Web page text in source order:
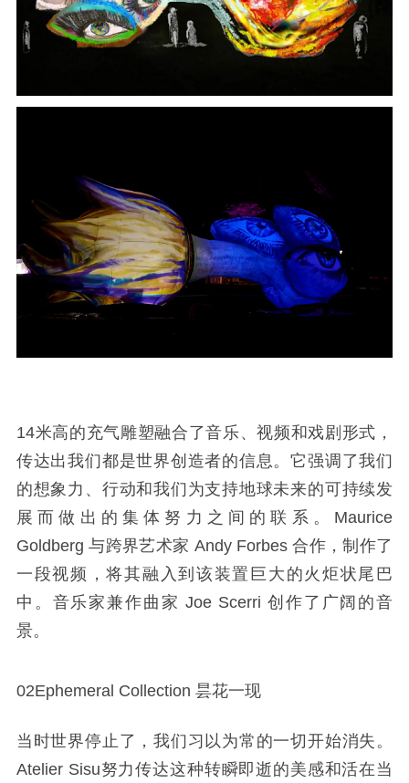
14米高的充气雕塑融合了音乐、视频和戏剧形式，
传达出我们都是世界创造者的信息。它强调了我们
的想象力、行动和我们为支持地球未来的可持续发
展而做出的集体努力之间的联系。Maurice
Goldberg 与跨界艺术家 Andy Forbes 合作，制作了
一段视频，将其融入到该装置巨大的火炬状尾巴
中。音乐家兼作曲家 Joe Scerri 创作了广阔的音
景。
02Ephemeral Collection 昙花一现
当时世界停止了，我们习以为常的一切开始消失。
Atelier Sisu努力传达这种转瞬即逝的美感和活在当